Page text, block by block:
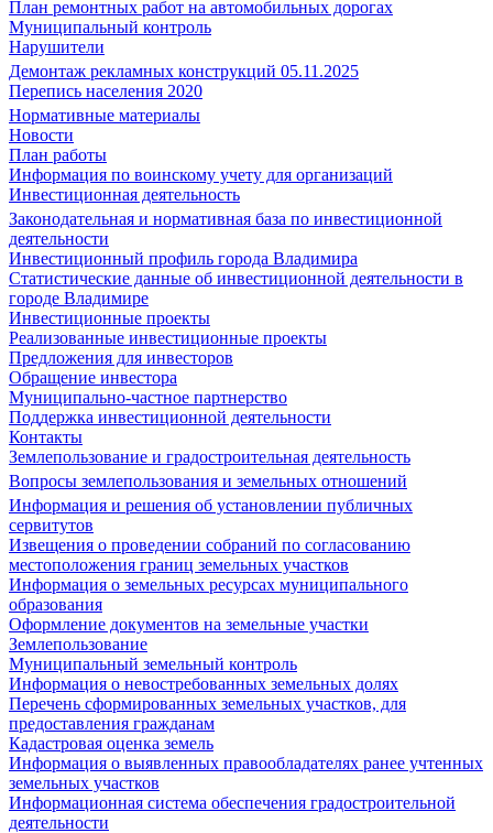
План ремонтных работ на автомобильных дорогах
Муниципальный контроль
Нарушители
Демонтаж рекламных конструкций 05.11.2025
Перепись населения 2020
Нормативные материалы
Новости
План работы
Информация по воинскому учету для организаций
Инвестиционная деятельность
Законодательная и нормативная база по инвестиционной
деятельности
Инвестиционный профиль города Владимира
Статистические данные об инвестиционной деятельности в
городе Владимире
Инвестиционные проекты
Реализованные инвестиционные проекты
Предложения для инвесторов
Обращение инвестора
Муниципально-частное партнерство
Поддержка инвестиционной деятельности
Контакты
Землепользование и градостроительная деятельность
Вопросы землепользования и земельных отношений
Информация и решения об установлении публичных
сервитутов
Извещения о проведении собраний по согласованию
местоположения границ земельных участков
Информация о земельных ресурсах муниципального
образования
Оформление документов на земельные участки
Землепользование
Муниципальный земельный контроль
Информация о невостребованных земельных долях
Перечень сформированных земельных участков, для
предоставления гражданам
Кадастровая оценка земель
Информация о выявленных правообладателях ранее учтенных
земельных участков
Информационная система обеспечения градостроительной
деятельности